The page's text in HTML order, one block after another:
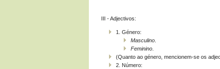
III - Adjectivos:
1. Género:
Masculino
Feminino
(Quanto ao género, mencionem-se os
2. Número: